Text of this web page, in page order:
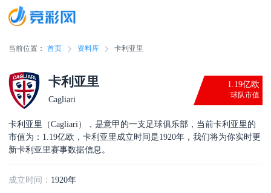
当前位置： 首页 资料库 卡利亚里
卡利亚里
Cagliari
1.19亿欧
球队市值
卡利亚里（Cagliari），是意甲的一支足球俱乐部，当前卡利亚里的
市值为：1.19亿欧，卡利亚里成立时间是1920年，我们将为你实时更
新卡利亚里赛事数据信息。
成立时间： 1920年